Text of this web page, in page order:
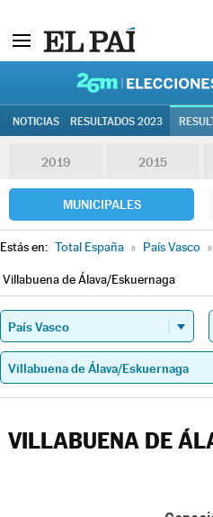
NOTICIAS RESULTADOS 2023
2019 2015
MUNICIPALES
Estás en: Total España » País Vasco »
Villabuena de Álava/Eskuernaga
VILLABUENA DE